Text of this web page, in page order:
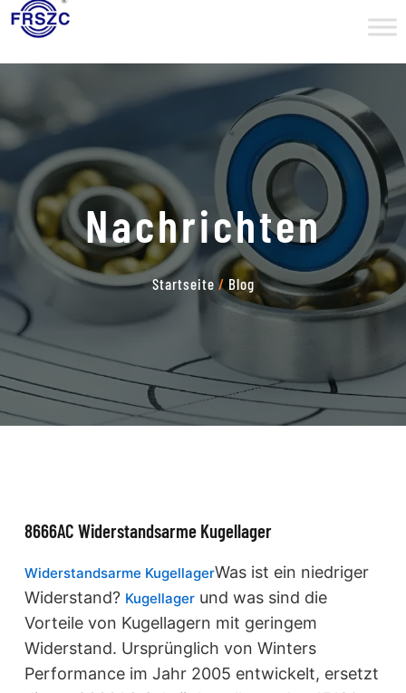
Nachrichten
Startseite / Blog
8666AC Widerstandsarme Kugellager
Widerstandsarme KugellagerWas ist ein niedriger
Widerstand? Kugellager und was sind die
Vorteile von Kugellagern mit geringem
Widerstand. Ursprünglich von Winters
Performance im Jahr 2005 entwickelt, ersetzt